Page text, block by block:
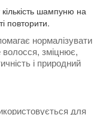
шампуню на
повторити.
нормалізувати
зміцнює,
і природний
для